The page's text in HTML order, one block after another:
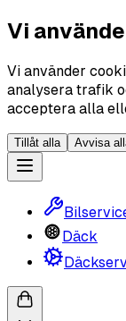
Vi
Vi använder
analysera trafik
acceptera alla
Tillåt alla Avvisa
Däck